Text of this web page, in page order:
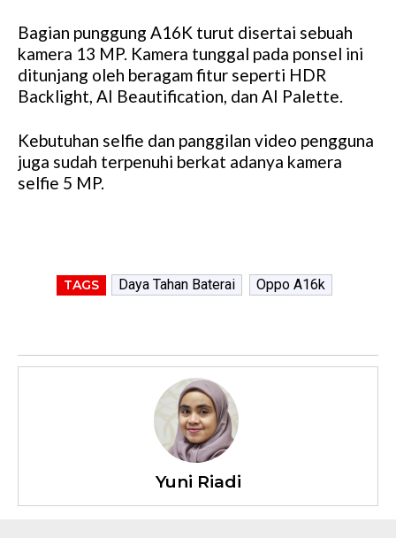
Bagian punggung A16K turut disertai sebuah
kamera 13 MP. Kamera tunggal pada ponsel ini
ditunjang oleh beragam fitur seperti HDR
Backlight, AI Beautification, dan AI Palette.
Kebutuhan selfie dan panggilan video pengguna
juga sudah terpenuhi berkat adanya kamera
selfie 5 MP.
TAGS Daya Tahan Baterai Oppo A16k
Yuni Riadi